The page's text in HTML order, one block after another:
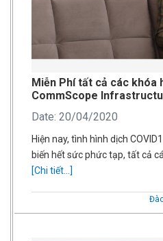
Miễn Phí tất cả các khóa
CommScope
Date: 20/04/2020
Hiện nay, tình hình dịch
biến hết sức phức tạp, tất cả
[Chi tiết...]